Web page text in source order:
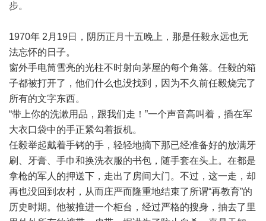
步。
1970年 2月19日，阴历正月十五晚上，那是任毅永远也无
法忘怀的日子。
窗外手电筒雪亮的光柱不时射向茅屋的每个角落。任毅的箱
子都被打开了，他们什么也没找到，因为不久前任毅烧完了
所有的文字东西。
“带上你的洗漱用品，跟我们走！”一个声音高叫着，插在军
大衣口袋中的手正紧勾着扳机。
任毅举起戴着手铐的手，轻轻地摘下那已经准备好的放满牙
刷、牙膏、手巾和换洗衣服的书包，随手套在头上。在都是
拿枪的军人的押送下，走出了房间大门。不过，这一走，却
再也没回到农村，从而庄严而隆重地结束了所谓“再教育”的
历史时期。他被推进一个柜台，经过严格的搜身，抽去了里